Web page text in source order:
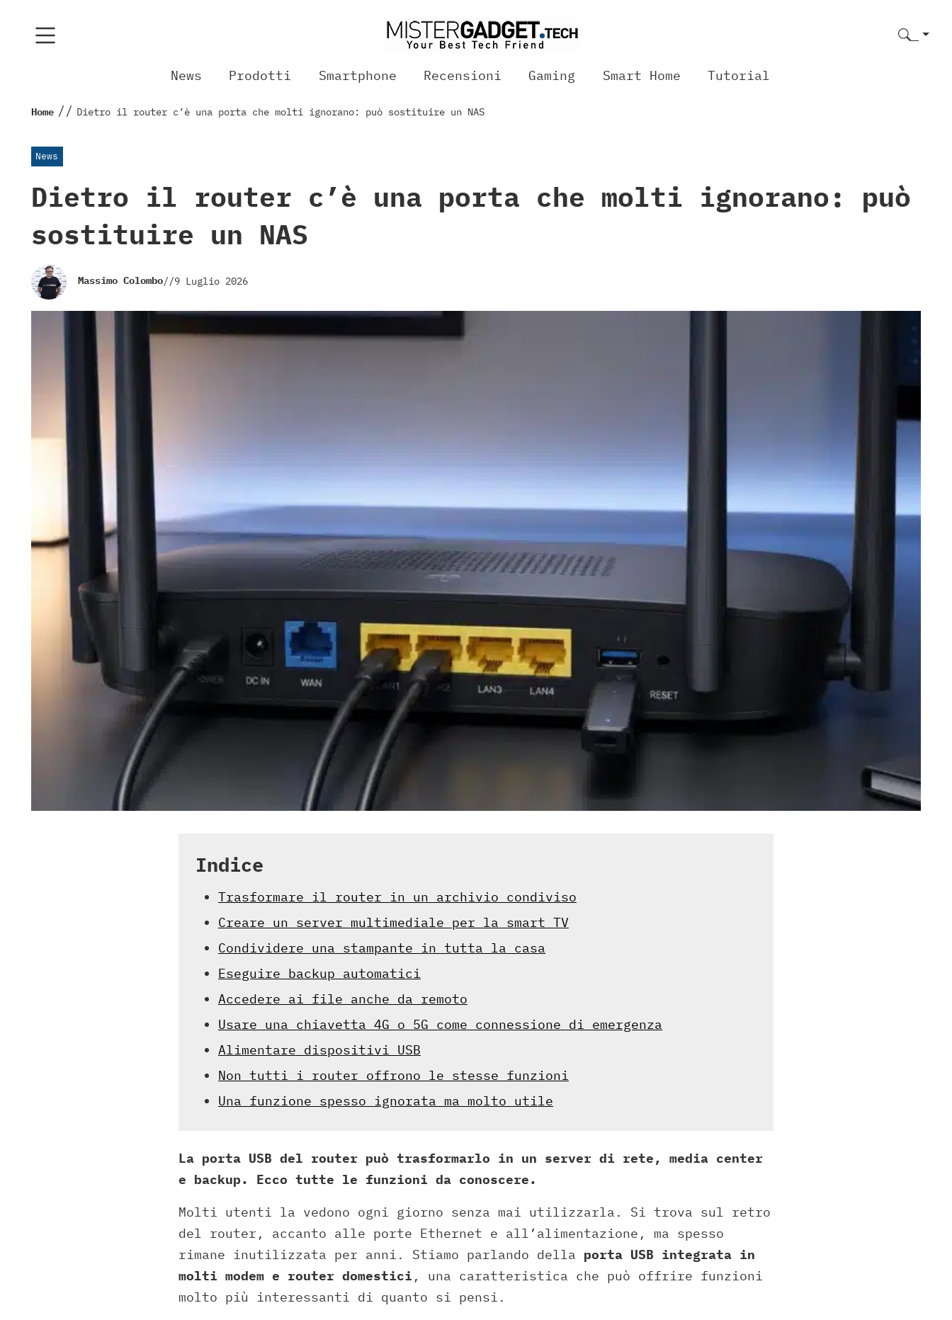
News Prodotti Smartphone Recensioni Gaming Smart Home Tutorial
Home // Dietro il router c’è una porta che molti ignorano: può sostituire un NAS
News
Dietro il router c’è una porta che molti ignorano: può
sostituire un NAS
Massimo Colombo//9 Luglio 2026
Indice
Trasformare il router in un archivio condiviso
Creare un server multimediale per la smart TV
Condividere una stampante in tutta la casa
Eseguire backup automatici
Accedere ai file anche da remoto
Usare una chiavetta 4G o 5G come connessione di emergenza
Alimentare dispositivi USB
Non tutti i router offrono le stesse funzioni
Una funzione spesso ignorata ma molto utile
La porta USB del router può trasformarlo in un server di rete, media center
e backup. Ecco tutte le funzioni da conoscere.
Molti utenti la vedono ogni giorno senza mai utilizzarla. Si trova sul retro
del router, accanto alle porte Ethernet e all’alimentazione, ma spesso
rimane inutilizzata per anni. Stiamo parlando della porta USB integrata in
molti modem e router domestici , una caratteristica che può offrire funzioni
molto più interessanti di quanto si pensi.